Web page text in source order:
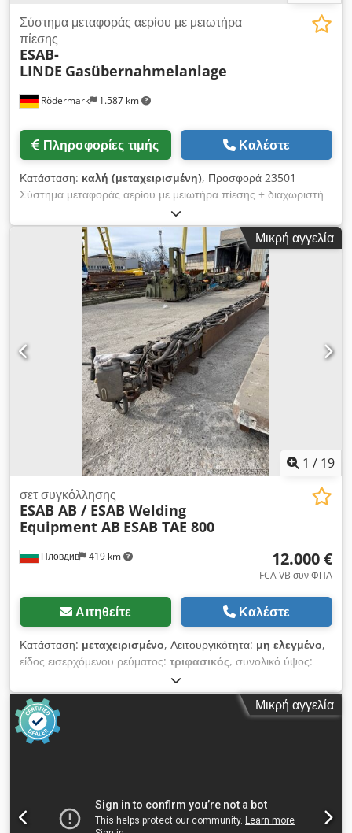
Rödermark 1.587 km
Σύστημα μεταφοράς αερίου με μειωτήρα
πίεσης
ESAB-
LINDE Gasübernahmelanlage
Πληροφορίες τιμής Καλέστε
Κατάσταση: καλή (μεταχειρισμένη), Προσφορά 23501
Σύστημα μεταφοράς αερίου με μειωτήρα πίεσης + διαχωριστή
Τεχνικά στοιχεία περίπου : - Σύστημα μεταφοράς αερίου για
άζωτο , αργό , αέριο σχηματισμού , υδρογόνο - από σύστημα
κοπής πλάσματος + σύστημα κοπής με φλόγα μάρκας ESAB
Credporf Uqzsfx Aiisf - τοποθετημένο σε πλάκα από
ανοξείδωτο χάλυβα όπως φαίνεται στην εικόνα - div .
Μειωτήρας πίεσης + διαχωριστής - Βάρος περίπου 80 kg -
Απαιτούμενος χώρος συστήματος περίπου Π 1,6 x Υ 1,5 x Β
Μικρή αγγελία
1 / 19
Пловдив 419 km
σετ συγκόλλησης
ESAB AB / ESAB Welding
Equipment AB ESAB TAE 800
12.000 €
FCA VB συν ΦΠΑ
Αιτηθείτε Καλέστε
Κατάσταση: μεταχειρισμένο, Λειτουργικότητα: μη ελεγμένο,
είδος εισερχόμενου ρεύματος: τριφασικός, συνολικό ύψος:
3.000 χιλ.
τύπος ψύξης:νερό, ρεύμα συγκόλλησης στο 60% κύκλο
λειτουργίας:
, ρεύμα συγκόλλησης στο 100% κύκλο
εργασίας:
συγκόλλησης (μέγ.):
συγκόλληση υποβρύχιου τόξου – UP / SAW,
συμπεριλαμβανομένης της tandem συγκόλλησης AC/DC.
Μικρή αγγελία